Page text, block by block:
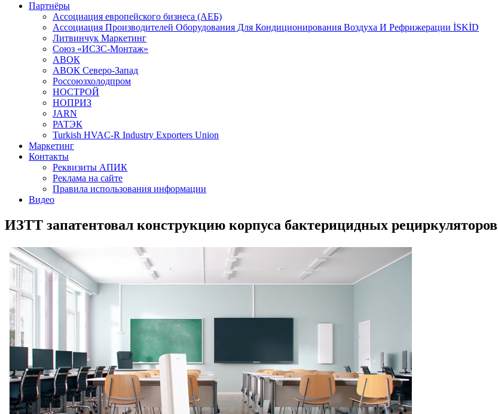
Партнёры
Ассоциация европейского бизнеса (АЕБ)
Aссоциация Производителей Оборудования Для Кондиционирования Воздуха И Рефрижерации İSKİD
Литвинчук Маркетинг
Союз «ИСЗС-Монтаж»
АВОК
АВОК Северо-Запад
Россоюзхолодпром
НОСТРОЙ
НОПРИЗ
JARN
РАТЭК
Turkish HVAC-R Industry Exporters Union
Маркетинг
Контакты
Реквизиты АПИК
Реклама на сайте
Правила использования информации
Видео
ИЗТТ запатентовал конструкцию корпуса бактерицидных рециркуляторов